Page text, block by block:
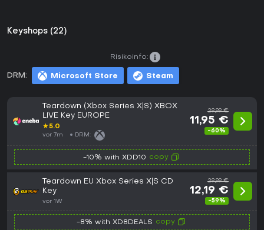
Keyshops (22)
DRM: Microsoft Store Steam
Risikoinfo:
Teardown (Xbox Series X|S) XBOX
LIVE Key EUROPE
★5.0
vor 7m DRM:
29,99 €
11,95 €
-60%
-10% with XDD10 copy
Teardown EU Xbox Series X|S CD
Key
vor 1W
29,99 €
12,19 €
-59%
-8% with XD8DEALS copy